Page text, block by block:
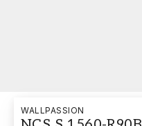
WALLPASSION